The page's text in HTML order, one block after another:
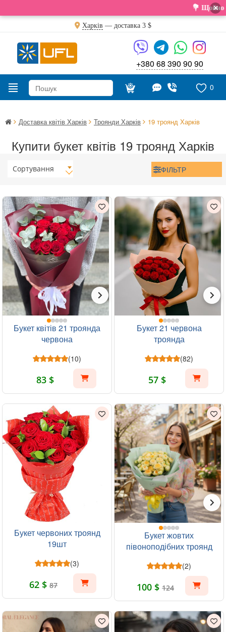
💐 Щойно ×
Харків — доставка 3 $
+380 68 390 90 90
0
Доставка квітів Харків Троянди Харків 19 троянд Харків
Купити букет квітів 19 троянд Харків
Сортування ФІЛЬТР
Букет квітів 21 троянда
червона
(10)
83 $
Букет 21 червона
троянда
(82)
57 $
Букет червоних троянд
19шт
(3)
62 $ 87
Букет жовтих
півоноподібних троянд
(2)
100 $ 124